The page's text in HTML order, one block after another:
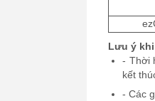
Lưu ý
- Thời
kết
-Các